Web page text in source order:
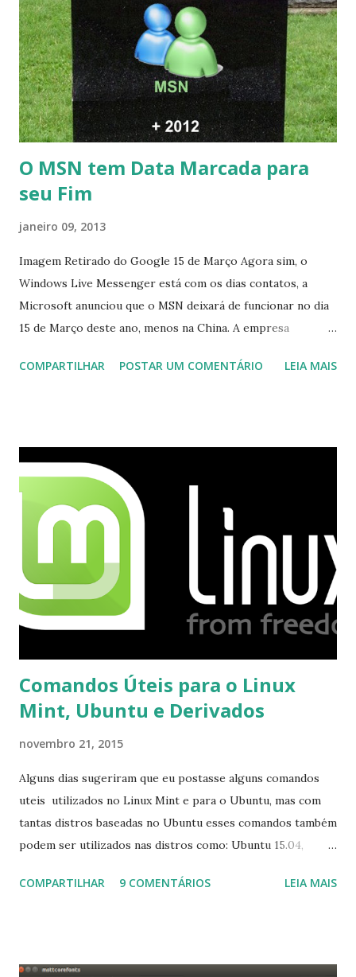
O MSN tem Data Marcada para
seu Fim
janeiro 09, 2013
Imagem Retirado do Google 15 de Março Agora sim, o
Windows Live Messenger está com os dias contatos, a
Microsoft anunciou que o MSN deixará de funcionar no dia
15 de Março deste ano, menos na China. A empresa
integrado com o serviço do MSN, segundo a empresa, os
o Windows Live (assim como muitos profissionais de TI) ,
mesmo na versão para Linux, claro, sempre existem outras
opções e o Pidgin, que se mostra como opção.
COMPARTILHAR POSTAR UM COMENTÁRIO LEIA MAIS
Comandos Úteis para o Linux
Mint, Ubuntu e Derivados
novembro 21, 2015
Alguns dias sugeriram que eu postasse alguns comandos
uteis utilizados no Linux Mint e para o Ubuntu, mas com
tantas distros baseadas no Ubuntu esses comandos também
podem ser utilizados nas distros como: Ubuntu 15.04,
Linux Mint 17, Pinguy OS 14.04, Elementary OS 0.3, Deepin
COMPARTILHAR 9 COMENTÁRIOS LEIA MAIS